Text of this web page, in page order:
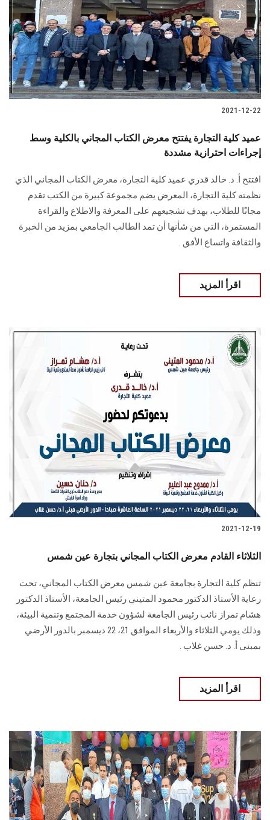
الطلاب
هيئة التدريس
الدراسات العليا
الزائـرون
سجل الان
2021-12-22
عميد كلية التجارة يفتتح معرض الكتاب المجاني بالكلية وسط
إجراءات احترازية مشددة
افتتح أ. د. خالد قدري عميد كلية التجارة، معرض الكتاب المجاني الذي
نظمته كلية التجارة، المعرض يضم مجموعة كبيرة من الكتب تقدم
مجانًا للطلاب، بهدف تشجيعهم على المعرفة والاطلاع والقراءة
المستمرة، التي من شأنها أن تمد الطالب الجامعي بمزيد من الخبرة
والثقافة واتساع الأفق .
اقرأ المزيد
2021-12-19
الثلاثاء القادم معرض الكتاب المجاني بتجارة عين شمس
تنظم كلية التجارة بجامعة عين شمس معرض الكتاب المجاني، تحت
رعاية الأستاذ الدكتور محمود المتيني رئيس الجامعة، الأستاذ الدكتور
هشام تمراز نائب رئيس الجامعة لشؤون خدمة المجتمع وتنمية البيئة،
وذلك يومي الثلاثاء والأربعاء الموافق 21، 22 ديسمبر بالدور الأرضي
بمبنى أ. د. حسن غلاب .
اقرأ المزيد